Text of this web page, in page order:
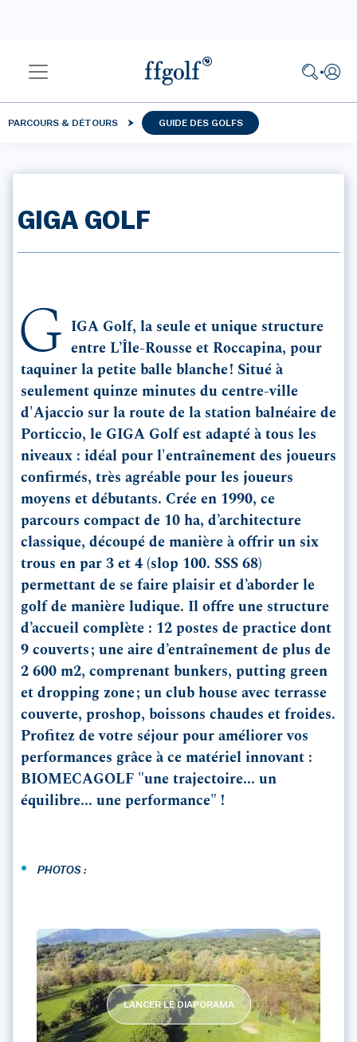
PARCOURS & DÉTOURS GUIDE DES GOLFS
GIGA GOLF
G
IGA Golf, la seule et unique structure
entre L’Île-Rousse et Roccapina, pour
taquiner la petite balle blanche ! Situé à
seulement quinze minutes du centre-ville
d'Ajaccio sur la route de la station balnéaire de
Porticcio, le GIGA Golf est adapté à tous les
niveaux : idéal pour l'entraînement des joueurs
confirmés, très agréable pour les joueurs
moyens et débutants. Crée en 1990, ce
parcours compact de 10 ha, d’architecture
classique, découpé de manière à offrir un six
trous en par 3 et 4 (slop 100. SSS 68)
permettant de se faire plaisir et d’aborder le
golf de manière ludique. Il offre une structure
d’accueil complète : 12 postes de practice dont
9 couverts ; une aire d’entraînement de plus de
2 600 m2, comprenant bunkers, putting green
et dropping zone ; un club house avec terrasse
couverte, proshop, boissons chaudes et froides.
Profitez de votre séjour pour améliorer vos
performances grâce à ce matériel innovant :
BIOMECAGOLF "une trajectoire... un
équilibre... une performance" !
• PHOTOS :
LANCER LE DIAPORAMA